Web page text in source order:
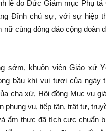
lễ do Đức Giám mục Phụ tá
Đĩnh chủ sự, với sự hiệp
nữ cùng đông đảo cộng đoàn
sớm, khuôn viên Giáo xứ
bầu khí vui tươi của ngày
cha xứ, Hội đồng Mục vụ
phụng vụ, tiếp tân, trật tự,
ẩm thực đã tích cực chuẩn